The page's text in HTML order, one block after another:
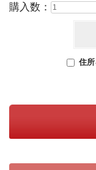
購入数：
住